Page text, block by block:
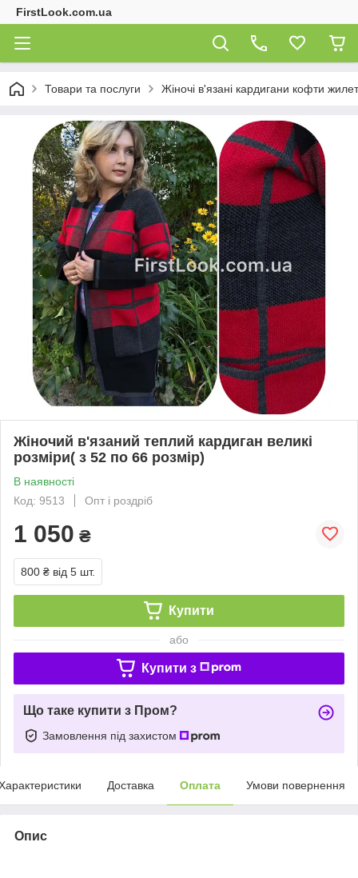
FirstLook.com.ua
Товари та послуги Жіночі в'язані кардигани кофти
Жіночий в'язаний теплий кардиган великі
розміри( з 52 по 66 розмір)
В наявності
Код: 9513
Опт і роздріб
1 050 ₴
800 ₴ від 5 шт.
Купити
або
Купити з
Що таке купити з Пром?
Замовлення під захистом
Доставка Оплата Умови повернення
Опис